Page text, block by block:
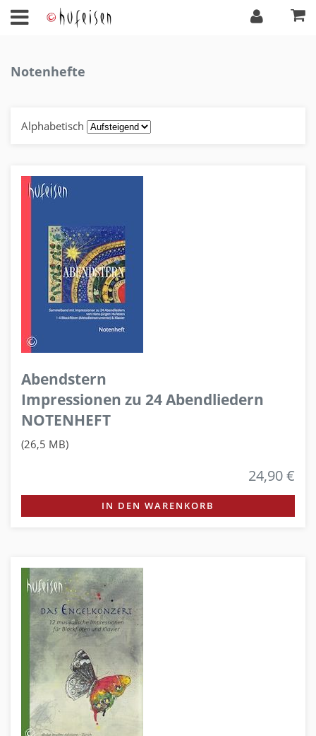
Notenhefte
Alphabetisch
Abendstern
Impressionen zu 24 Abendliedern
NOTENHEFT
(26,5 MB)
24,90 €
IN DEN WARENKORB